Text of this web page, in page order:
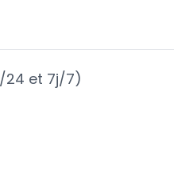
24 et 7j/7)